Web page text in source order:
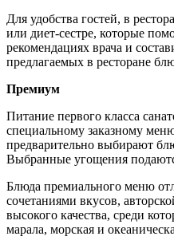
Для удобства гостей, в
или диет-сестре, которые
рекомендациях врача и
предлагаемых в ресторане
Премиум
Питание первого класса
специальному заказному
предварительно выбирают
Выбранные угощения
Блюда премиального меню
сочетаниями вкусов,
высокого качества, среди
марала, морская и